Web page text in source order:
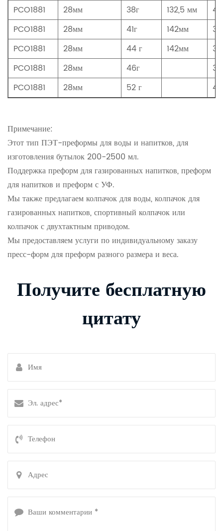
PCO1881
28мм 38г 132,5 мм
PCO1881
28мм 41г 142мм
PCO1881
28мм 44 г 142мм
PCO1881
28мм 46г
PCO1881
28мм 52 г
Примечание:
Этот тип ПЭТ-преформы для воды и напитков, для
изготовления бутылок 200-2500 мл.
Поддержка преформ для газированных напитков, преформ
для напитков и преформ с УФ.
Мы также предлагаем колпачок для воды, колпачок для
газированных напитков, спортивный колпачок или
колпачок с двухтактным приводом.
Мы предоставляем услуги по индивидуальному заказу
пресс-форм для преформ разного размера и веса.
Получите бесплатную
цитату